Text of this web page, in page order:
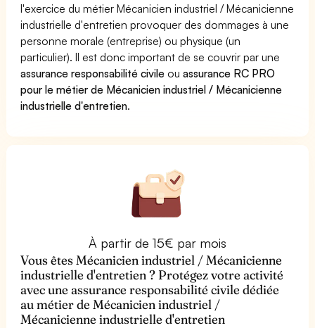
l'exercice du métier Mécanicien industriel / Mécanicienne
industrielle d'entretien provoquer des dommages à une
personne morale (entreprise) ou physique (un
particulier). Il est donc important de se couvrir par une
assurance responsabilité civile ouassurance RC PRO
pour le métier de Mécanicien industriel / Mécanicienne
industrielle d'entretien.
À partir de 15€ par mois
Vous êtes Mécanicien industriel / Mécanicienne
industrielle d'entretien ? Protégez votre activité
avec une assurance responsabilité civile dédiée
au métier de Mécanicien industriel /
Mécanicienne industrielle d'entretien